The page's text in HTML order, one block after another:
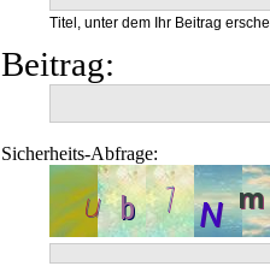
Titel, unter dem Ihr Beitrag
Beitrag:
Sicherheits-Abfrage: